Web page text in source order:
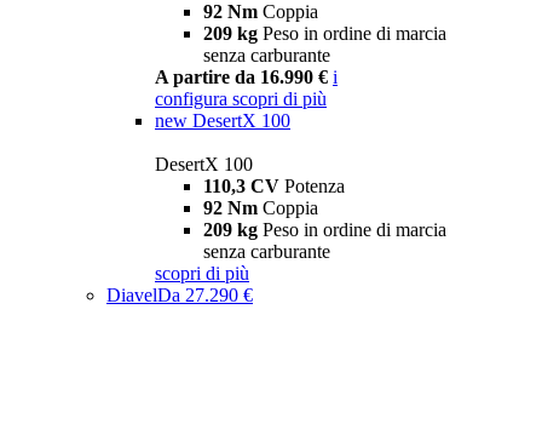
92 Nm Coppia
209 kg Peso in ordine di marcia
senza carburante
A partire da 16.990 € i
configura scopri di più
new DesertX 100
DesertX 100
110,3 CV Potenza
92 Nm Coppia
209 kg Peso in ordine di marcia
senza carburante
scopri di più
DiavelDa 27.290 €